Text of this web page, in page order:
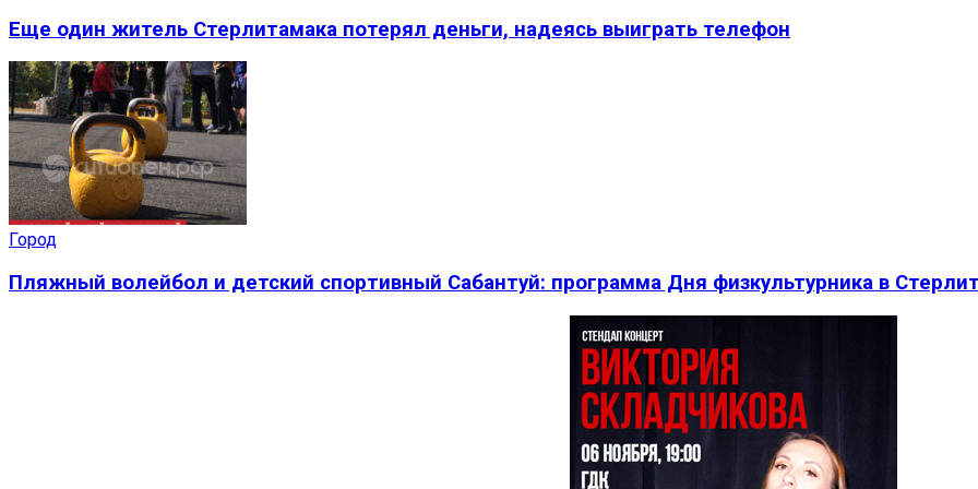
Еще один житель Стерлитамака потерял деньги, надеясь выиграть телефон
Город
Пляжный волейбол и детский спортивный Сабантуй: программа Дня физкультурника в